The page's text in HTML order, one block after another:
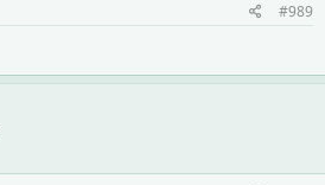
#989